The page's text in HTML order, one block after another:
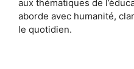
aux thématiques de
aborde avec humanité,
le quotidien.